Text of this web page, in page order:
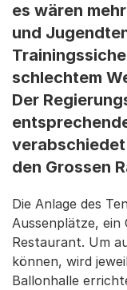
es wären
und
schlechtem
Der
den Grossen
Die Anlage des
Aussenplätze, ein
Restaurant. Um
können, wird
Ballonhalle